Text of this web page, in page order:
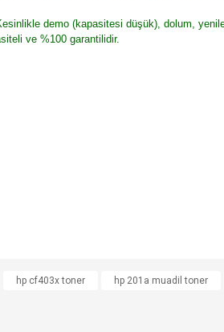
demo (kapasitesi düşük), dolum,
ve %100 garantilidir.
ilk yorumu siz yapın!
hp cf403x toner hp 201a muadil toner